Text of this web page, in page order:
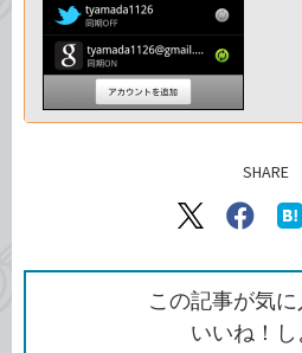
SHARE
X（旧
で
シ
ェ
ア
シ
ェ
ア
この記事が気に
いいね！し